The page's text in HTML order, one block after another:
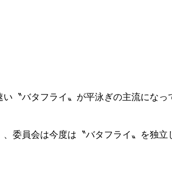
〝バタフライ〟が平泳ぎの主流になっ
委員会は今度は〝バタフライ〟を独